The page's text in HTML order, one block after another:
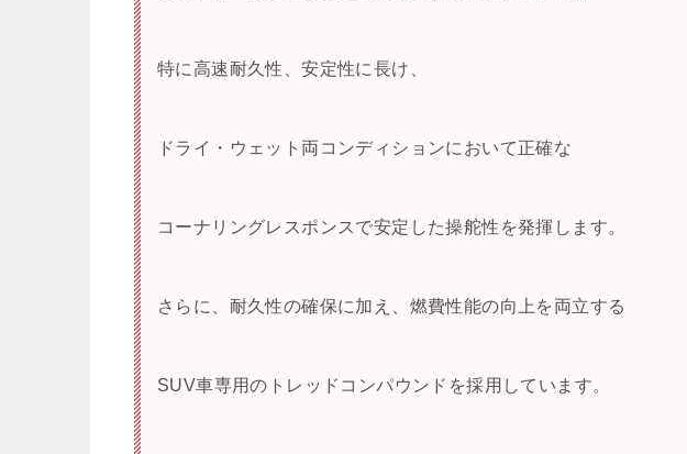
特に高速耐久性、安定性に長け、
ドライ・ウェット両コンディションにおいて正確な
コーナリングレスポンスで安定した操舵性を発揮します。
さらに、耐久性の確保に加え、燃費性能の向上を両立する
SUV車専用のトレッドコンパウンドを採用しています。